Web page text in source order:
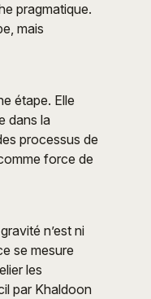
pragmatique.
mais
étape. Elle
dans la
processus de
force de
n’est ni
se mesure
les
par Khaldoon